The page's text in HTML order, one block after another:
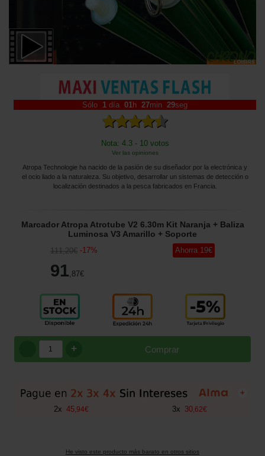
Sólo 1 día 01 h 27min 27seg
Nota: 4.3 - 10 votos
Ver las opiniones
Atropa Technologie ha nacido de la pasión de su diseñador por la electrónica y
el ocio liado a la naturaleza. Su objetivo, desarrollar un sistemas de detección o
localización destinados a la pesca fabricados en Francia.
Marcador Atropa Atrotube V2 6.30m Kit Naranja + Baliza
Luminosa V3 Amarillo + Soporte
111,20€ -17%
91,87€
Ahorra 19€
Comprar
+
+
2x 45,94€ 3x 30,62€
He visto este producto más barato en otros sitios